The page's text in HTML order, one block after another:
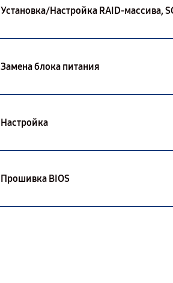
Установка/Настройка RAID-массива,
Замена блока питания
Настройка
Прошивка BIOS